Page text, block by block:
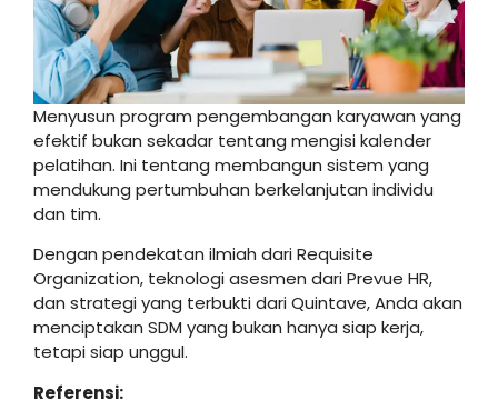
Menyusun program pengembangan karyawan yang
efektif bukan sekadar tentang mengisi kalender
pelatihan. Ini tentang membangun sistem yang
mendukung pertumbuhan berkelanjutan individu
dan tim.
Dengan pendekatan ilmiah dari Requisite
Organization, teknologi asesmen dari Prevue HR,
dan strategi yang terbukti dari Quintave, Anda akan
menciptakan SDM yang bukan hanya siap kerja,
tetapi siap unggul.
Referensi: